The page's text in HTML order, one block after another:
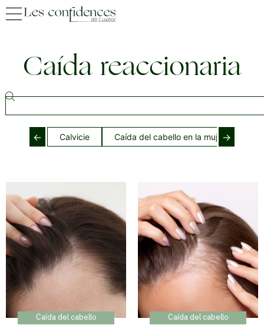
Caída reaccionaria
← Calvicie Caída del cabello en la mujer→
Caída del cabello Caída del cabello